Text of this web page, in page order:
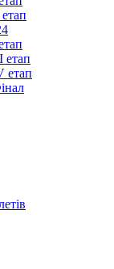
етап
етап